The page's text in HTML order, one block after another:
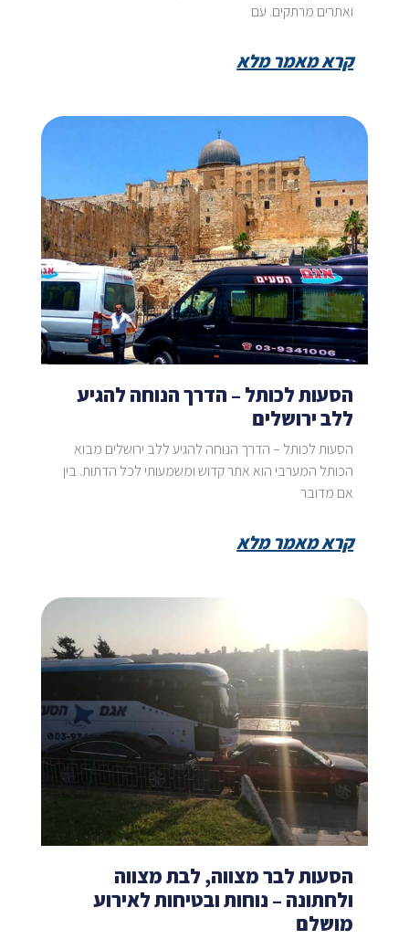
ואתרים מרתקים. עם
קרא מאמר מלא
הסעות לכותל – הדרך הנוחה להגיע
ללב ירושלים
הסעות לכותל – הדרך הנוחה להגיע ללב ירושלים מבוא
הכותל המערבי הוא אתר קדוש ומשמעותי לכל הדתות. בין
אם מדובר
קרא מאמר מלא
הסעות לבר מצווה, לבת מצווה
ולחתונה – נוחות ובטיחות לאירוע
מושלם